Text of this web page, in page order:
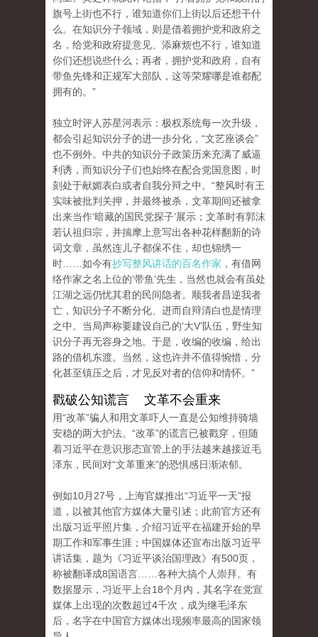
旗号上街也不行，谁知道你们上街以后还想干什
么。在知识分子领域，则是借着拥护党和政府之
名，给党和政府提意见、添麻烦也不行，谁知道
你们还想说些什么；再者，拥护党和政府，自有
带鱼先锋和正规军大部队，这等荣耀哪是谁都配
拥有的。”
独立时评人苏星河表示：极权系统每一次升级，
都会引起知识分子的进一步分化，“文艺座谈会”
也不例外。中共的知识分子政策历来充满了威逼
利诱，而知识分子们也始终在配合党国意图，时
刻处于献媚表白或者自我分辩之中。“整风时有王
实味被批判关押，并最终被杀，文革期间还被拿
出来当作‘暗藏的国民党探子’展示；文革时有郭沫
若认祖归宗，并揣摩上意写出各种花样翻新的诗
词文章，虽然连儿子都保不住，却也锦绣一
时……如今有抄写整风讲话的百名作家 ，有借网
络作家之名上位的‘带鱼’先生，当然也就会有虽处
江湖之远仍忧其君的民间隐者。顺我者昌逆我者
亡，知识分子不断分化、进而自辩清白也是情理
之中。当局声称要建设自己的‘大V’队伍，野生知
识分子再无容身之地。于是，收编的收编，给出
路的借机东渡。当然，这也许并不值得惋惜，分
化甚至镇压之后，才见反对者的信仰和情怀。”
戳破公知谎言 文革不会重来
用“改革”骗人和用文革吓人一直是公知维持骑墙
安稳的两大护法。“改革”的谎言已被戳穿，但随
着习近平在意识形态宣管上的手法越来越接近毛
泽东，民间对“文革重来”的恐惧感日渐浓郁。
例如10月27号，上海官媒推出“习近平一天”报
道，以被其他官方媒体大量引述；此前官方还有
出版习近平照片集，介绍习近平在福建开始的早
期工作和军事生涯；中国媒体还宣布出版习近平
讲话集，题为《习近平谈治国理政》有500页，
称被翻译成8国语言……各种大搞个人崇拜。有
数据显示，习近平上台18个月内，其名字在党宣
媒体上出现的次数超过4千次，成为继毛泽东
后，名字在中国官方媒体出现频率最高的国家领